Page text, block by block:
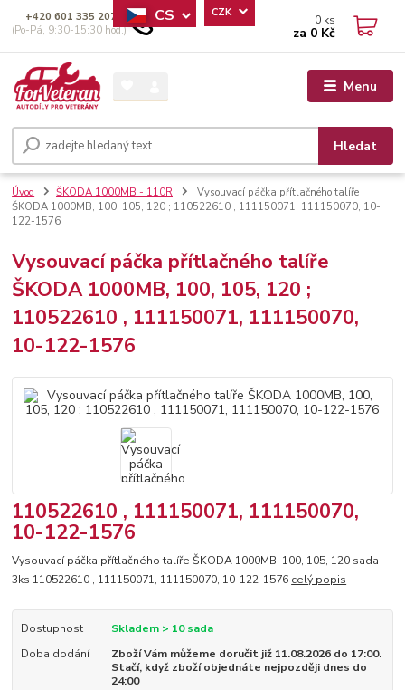
Menu
CS CZK
Hledat
+420 601 335 207
(Po-Pá, 9:30-15:30 hod.)
0 ks
za 0 Kč
Úvod ŠKODA 1000MB - 110R
Vysouvací páčka přítlačného talíře
ŠKODA 1000MB, 100, 105, 120 ; 110522610 , 111150071, 111150070, 10-
122-1576
Vysouvací páčka přítlačného talíře
ŠKODA 1000MB, 100, 105, 120 ;
110522610 , 111150071, 111150070,
10-122-1576
110522610 , 111150071, 111150070,
10-122-1576
Vysouvací páčka přítlačného talíře ŠKODA 1000MB, 100, 105, 120 sada
3ks 110522610 , 111150071, 111150070, 10-122-1576 celý popis
Dostupnost
Skladem > 10 sada
Doba dodání
Zboží Vám můžeme doručit již 11.08.2026 do 17:00.
Stačí, když zboží objednáte nejpozději dnes do
24:00